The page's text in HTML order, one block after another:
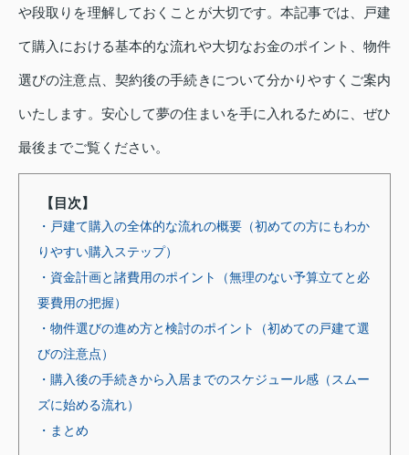
や段取りを理解しておくことが大切です。本記事では、戸建
て購入における基本的な流れや大切なお金のポイント、物件
選びの注意点、契約後の手続きについて分かりやすくご案内
いたします。安心して夢の住まいを手に入れるために、ぜひ
最後までご覧ください。
【目次】
・戸建て購入の全体的な流れの概要（初めての方にもわか
りやすい購入ステップ）
・資金計画と諸費用のポイント（無理のない予算立てと必
要費用の把握）
・物件選びの進め方と検討のポイント（初めての戸建て選
びの注意点）
・購入後の手続きから入居までのスケジュール感（スムー
ズに始める流れ）
・まとめ